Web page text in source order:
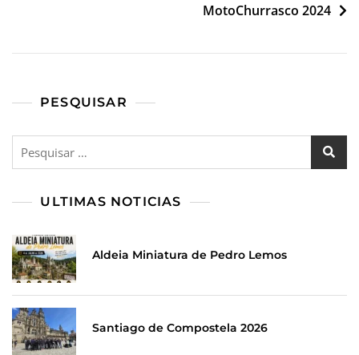
MotoChurrasco 2024
PESQUISAR
ULTIMAS NOTICIAS
Aldeia Miniatura de Pedro Lemos
Santiago de Compostela 2026